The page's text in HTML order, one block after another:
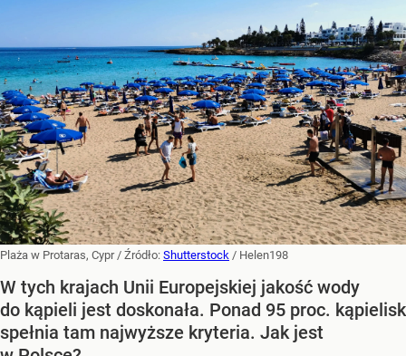
Plaża w Protaras, Cypr/ Źródło: Shutterstock / Helen198
W tych krajach Unii Europejskiej jakość wody
do kąpieli jest doskonała. Ponad 95 proc. kąpielisk
spełnia tam najwyższe kryteria. Jak jest